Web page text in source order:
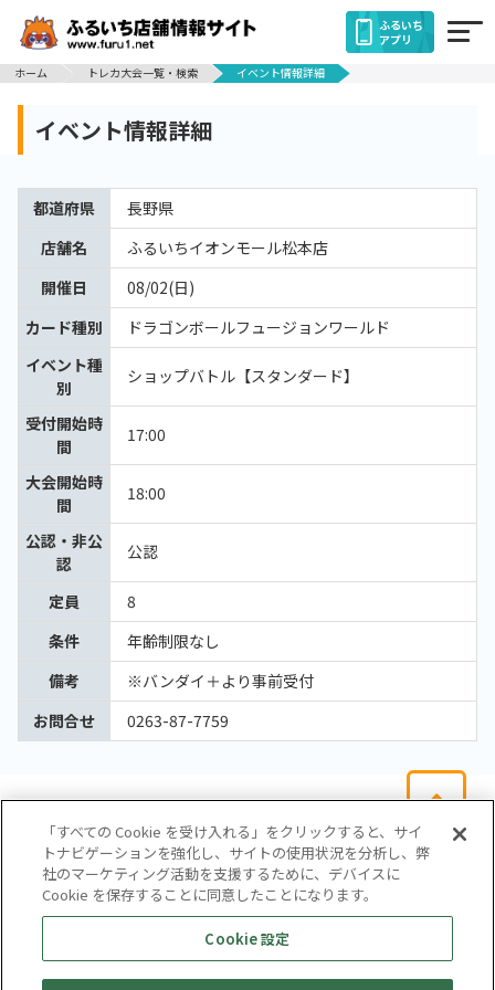
ふるいち
アプリ
ホーム
トレカ大会一覧・検索 イベント情報詳細
イベント情報詳細
都道府県
長野県
店舗名
ふるいちイオンモール松本店
開催日
08/02(日)
カード種別
ドラゴンボールフュージョンワールド
イベント種
別
ショップバトル【スタンダード】
受付開始時
間
17:00
大会開始時
間
18:00
公認・非公
認
公認
定員
8
条件
年齢制限なし
備考
※バンダイ＋より事前受付
お問合せ
0263-87-7759
会社概要
サイトマップ
お問い合わせ
個人情報保護方針
株式会社テイツー
「すべての Cookie を受け入れる」をクリックすると、サイ
トナビゲーションを強化し、サイトの使用状況を分析し、弊
社のマーケティング活動を支援するために、デバイスに
Cookie を保存することに同意したことになります。
Cookie 設定